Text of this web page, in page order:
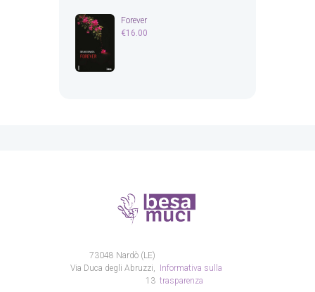
Forever
€16.00
Informativa sulla
trasparenza
73048 Nardò (LE)
Via Duca degli Abruzzi,
13